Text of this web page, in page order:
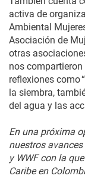
activa de
Ambiental
Asociación de
otras
nos
reflexiones como
la siembra,
del agua y las
En una próxima
nuestros
y WWF con la
Caribe en